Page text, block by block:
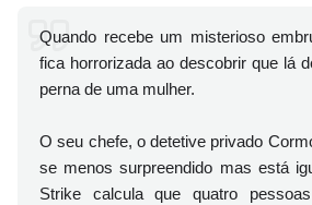
Quando recebe um misterioso
fica horrorizada ao descobrir que lá
perna de uma mulher.
O seu chefe, o detetive privado
se menos surpreendido mas está
Strike calcula que quatro